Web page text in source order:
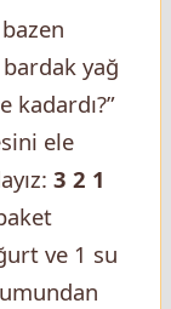
yağ
kadardı?”
ele
3 2 1
ve 1 su